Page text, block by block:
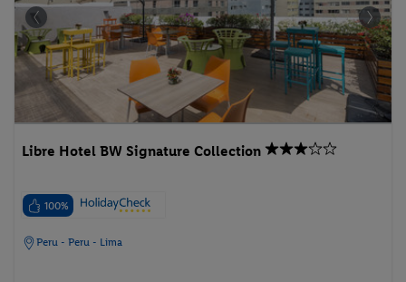
Libre Hotel BW Signature Collection
100%
Peru - Peru - Lima